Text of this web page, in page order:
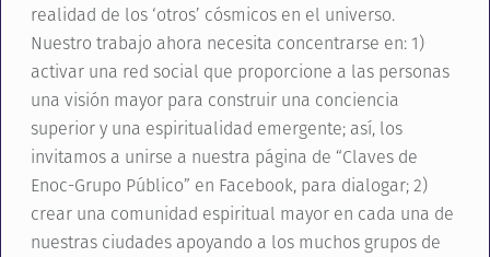
realidad de los ‘otros’ cósmicos en el universo.
Nuestro trabajo ahora necesita concentrarse en: 1)
activar una red social que proporcione a las personas
una visión mayor para construir una conciencia
superior y una espiritualidad emergente; así, los
invitamos a unirse a nuestra página de “Claves de
Enoc-Grupo Público” en Facebook, para dialogar; 2)
crear una comunidad espiritual mayor en cada una de
nuestras ciudades apoyando a los muchos grupos de